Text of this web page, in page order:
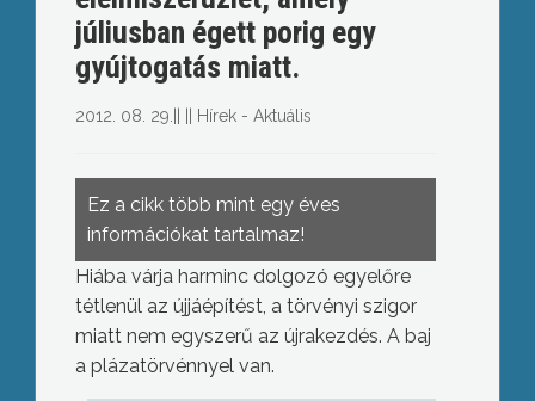
júliusban égett porig egy
gyújtogatás miatt.
2012. 08. 29. Hírek - Aktuális
Ez a cikk több mint egy éves
információkat tartalmaz!
Hiába várja harminc dolgozó egyelőre
tétlenül az újjáépítést, a törvényi szigor
miatt nem egyszerű az újrakezdés. A baj
a plázatörvénnyel van.